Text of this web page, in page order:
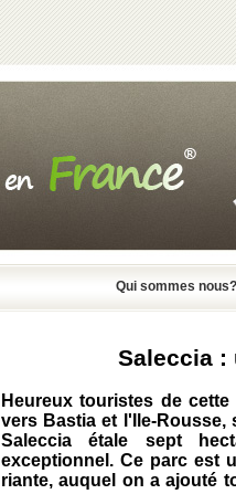
Qui sommes nous?
Saleccia :
Heureux touristes de
vers Bastia et l'Ile-Rousse,
Saleccia étale sept
exceptionnel. Ce parc est
riante, auquel on a ajouté